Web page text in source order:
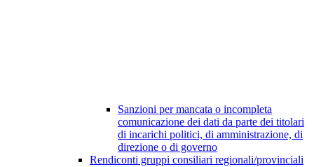
Sanzioni per mancata o incompleta
comunicazione dei dati da parte dei titolari
di incarichi politici, di amministrazione, di
direzione o di governo
Rendiconti gruppi consiliari regionali/provinciali